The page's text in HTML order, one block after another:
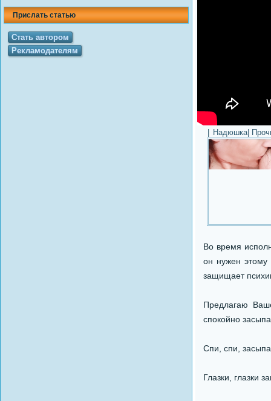
Прислать статью
Стать автором
Рекламодателям
Надюшка|
Во время
он нужен
защищает
Предлагаю
спокойно
Спи, спи,
Глазки, глазки